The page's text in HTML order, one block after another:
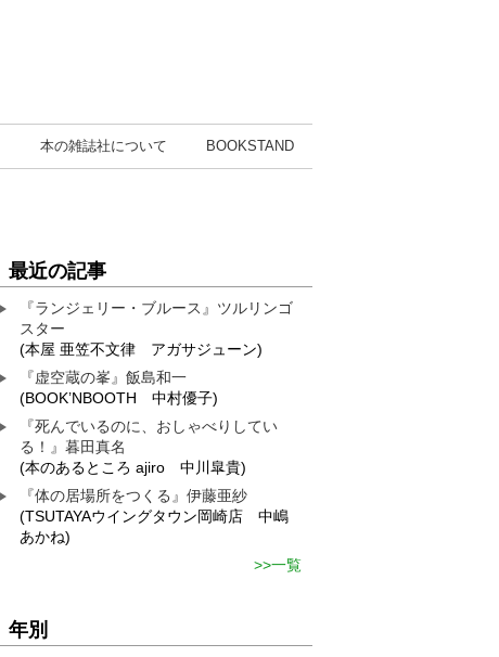
本の雑誌社について BOOKSTAND
最近の記事
『ランジェリー・ブルース』ツルリンゴ
スター
(本屋 亜笠不文律 アガサジューン)
『虚空蔵の峯』飯島和一
(BOOK’NBOOTH 中村優子)
『死んでいるのに、おしゃべりしてい
る！』暮田真名
(本のあるところ ajiro 中川皐貴)
『体の居場所をつくる』伊藤亜紗
(TSUTAYAウイングタウン岡崎店 中嶋
あかね)
一覧
年別